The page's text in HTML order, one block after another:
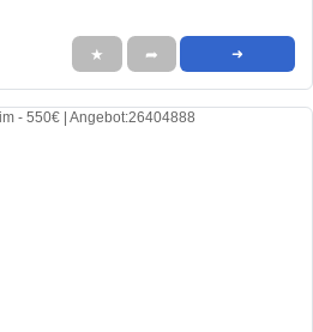
★ ➦ ➜